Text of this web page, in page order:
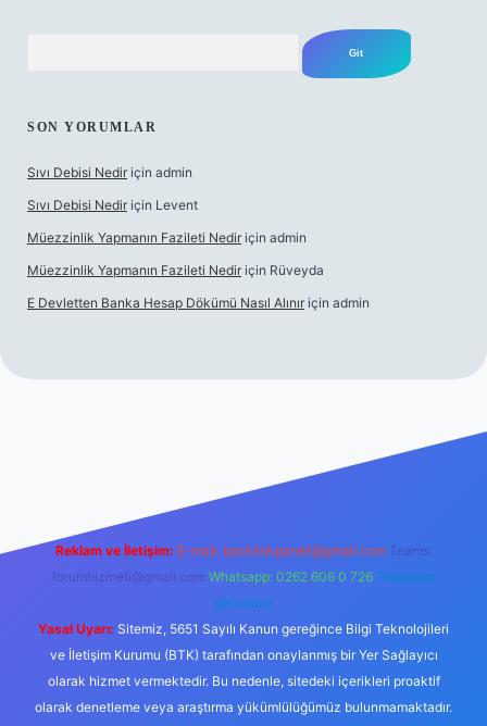
SON YORUMLAR
Sıvı Debisi Nedir için admin
Sıvı Debisi Nedir için Levent
Müezzinlik Yapmanın Fazileti Nedir için admin
Müezzinlik Yapmanın Fazileti Nedir için Rüveyda
E Devletten Banka Hesap Dökümü Nasıl Alınır için admin
Reklam ve İletişim: E-mail: backlinkpaneli@gmail.com Teams:
forumhizmeti@gmail.com Whatsapp: 0262 606 0 726 Telegram:
@karabul
Yasal Uyarı: Sitemiz, 5651 Sayılı Kanun gereğince Bilgi Teknolojileri
ve İletişim Kurumu (BTK) tarafından onaylanmış bir Yer Sağlayıcı
olarak hizmet vermektedir. Bu nedenle, sitedeki içerikleri proaktif
olarak denetleme veya araştırma yükümlülüğümüz bulunmamaktadır.